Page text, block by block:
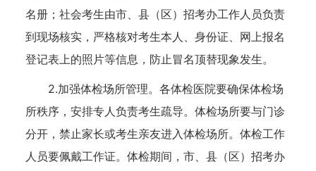
名册；社会考生由市、县（区）招考办工作人员负责
到现场核实，严格核对考生本人、身份证、网上报名
登记表上的照片等信息，防止冒名顶替现象发生。
2.加强体检场所管理。各体检医院要确保体检场
所秩序，安排专人负责考生疏导。体检场所要与门诊
分开，禁止家长或考生亲友进入体检场所。体检工作
人员要佩戴工作证。体检期间，市、县（区）招考办